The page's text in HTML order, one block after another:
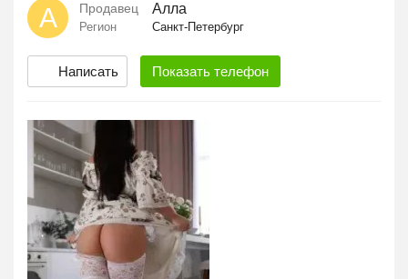
А Продавец Алла
Регион Санкт-Петербург
Написать Показать телефон